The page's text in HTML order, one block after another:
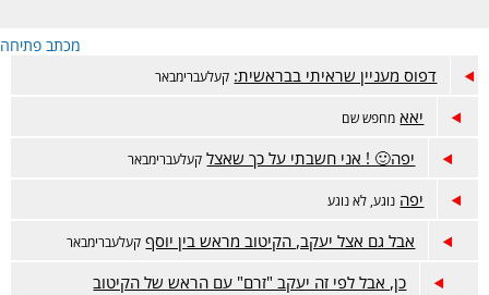
מכתב פתיחה
דפוס מעניין שראיתי בבראשית: קעלעברימבאר
יאא מחפש שם
יפה🙂 ! אני חשבתי על כך שאצל קעלעברימבאר
יפה נוגע, לא נוגע
אבל גם אצל יעקב, הקיטוב מראש בין יוסף קעלעברימבאר
כן, אבל לפי זה יעקב "זרם" עם הראש של הקיטוב